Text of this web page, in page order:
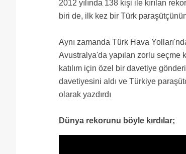
2012 yılında 138 kişi ile kırılan
biri de, ilk kez bir Türk
Aynı zamanda Türk Hava
Avustralya'da yapılan zorlu seçme
katılım için özel bir davetiye
davetiyesini aldı ve Türkiye
olarak yazdırdı
Dünya rekorunu böyle kırdılar;